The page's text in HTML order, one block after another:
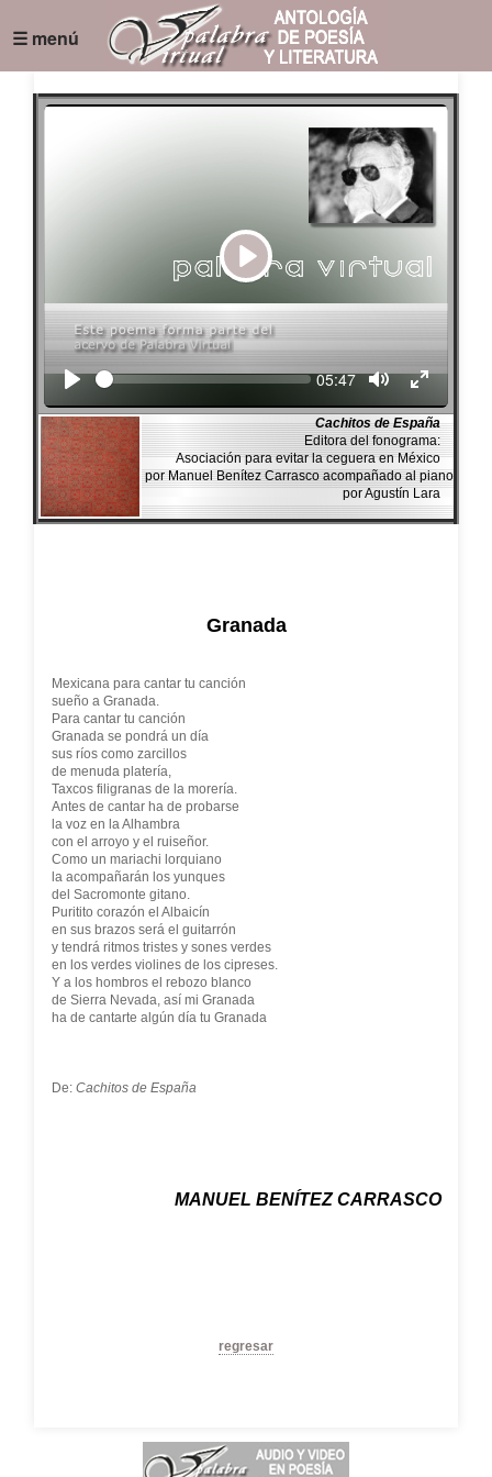
☰ menú
Play
Seek Current
05:47
Cachitos de España
Editora del fonograma:
Asociación para evitar la ceguera en México
por Manuel Benítez Carrasco acompañado al piano
por Agustín Lara
Granada
Mexicana para cantar tu canción
sueño a Granada.
Para cantar tu canción
Granada se pondrá un día
sus ríos como zarcillos
de menuda platería,
Taxcos filigranas de la morería.
Antes de cantar ha de probarse
la voz en la Alhambra
con el arroyo y el ruiseñor.
Como un mariachi lorquiano
la acompañarán los yunques
del Sacromonte gitano.
Puritito corazón el Albaicín
en sus brazos será el guitarrón
y tendrá ritmos tristes y sones verdes
en los verdes violines de los cipreses.
Y a los hombros el rebozo blanco
de Sierra Nevada, así mi Granada
ha de cantarte algún día tu Granada
De: Cachitos de España
MANUEL BENÍTEZ CARRASCO
regresar